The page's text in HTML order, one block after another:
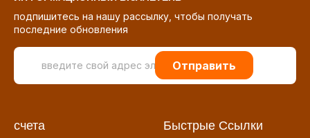
подпишитесь на нашу рассылку, чтобы получать
последние обновления
Отправить
счета Быстрые Ссылки